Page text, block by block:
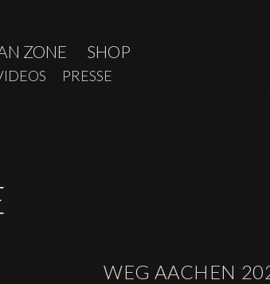
ZONE SHOP
PRESSE
WEG AACHEN